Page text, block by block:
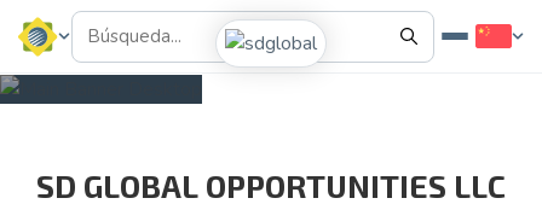
SD GLOBAL OPPORTUNITIES LLC